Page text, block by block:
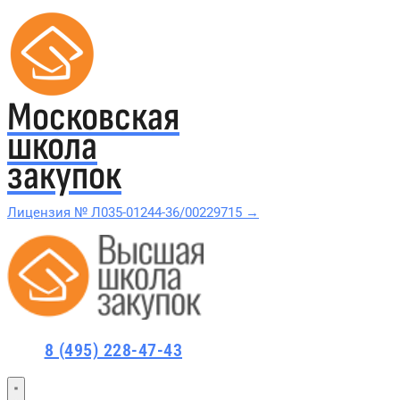
Московская
школа
закупок
Лицензия № Л035-01244-36/00229715 →
Проверить в реестре Рособрнадзора →
Курсы по 44-ФЗ
8 (495) 228-47-43